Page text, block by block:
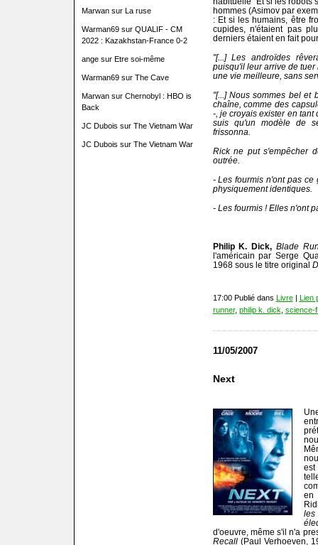
Marwansur La ruse
Warman69sur QUALIF - CM
2022 : Kazakhstan-France 0-2
angesur Etre soi-même
Warman69sur The Cave
Marwansur Chernobyl : HBO is
Back
JC Dubois sur The Vietnam War
JC Dubois sur The Vietnam War
hommes (Asimov par
: Et si les humains, être
cupides, n'étaient pas
derniers étaient en fait
"[...] Les androïdes
puisqu'il leur arrive de tuer
une vie meilleure, sans
"[...] Nous sommes bel et
chaîne, comme des
-, je croyais exister en tant
suis qu'un modèle de
frissonna.
Rick ne put s'empêcher
outrée.
- Les fourmis n'ont pas ce
physiquement identiques.
- Les fourmis ! Elles n'ont
Philip K. Dick, Blade
l'américain par Serge
1968 sous le titre original
17:00 Publié dans Livre| Lien
runner, philip k. dick science-
11/05/2007
Next
en
d'oeuvre, même s'il n'a
Recall(Paul Verhoeven,